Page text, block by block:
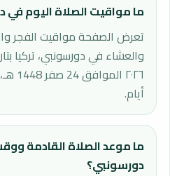
ما مواقيت الصلاة اليوم في
تعرض الصفحة مواقيت الفجر
أيام.
ما موعد الصلاة القادمة
دورسونبي؟